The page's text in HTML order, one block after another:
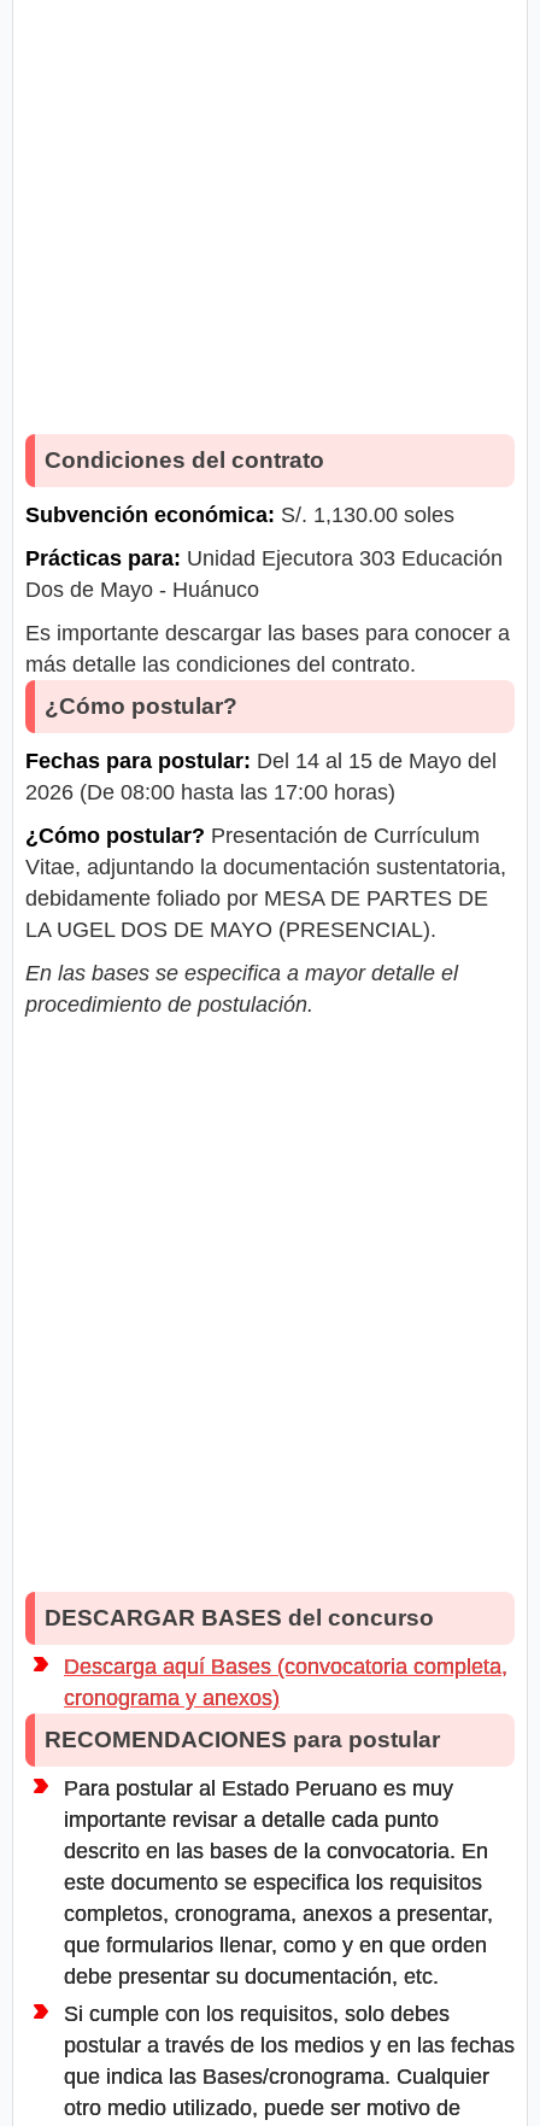
Condiciones del contrato
Subvención económica: S/. 1,130.00 soles
Prácticas para: Unidad Ejecutora 303 Educación
Dos de Mayo - Huánuco
Es importante descargar las bases para conocer a
más detalle las condiciones del contrato.
¿Cómo postular?
Fechas para postular: Del 14 al 15 de Mayo del
2026 (De 08:00 hasta las 17:00 horas)
¿Cómo postular? Presentación de Currículum
Vitae, adjuntando la documentación sustentatoria,
debidamente foliado por MESA DE PARTES DE
LA UGEL DOS DE MAYO (PRESENCIAL).
En las bases se especifica a mayor detalle el
procedimiento de postulación.
DESCARGAR BASES del concurso
Descarga aquí Bases (convocatoria completa,
cronograma y anexos)
RECOMENDACIONES para postular
Para postular al Estado Peruano es muy
importante revisar a detalle cada punto
descrito en las bases de la convocatoria. En
este documento se especifica los requisitos
completos, cronograma, anexos a presentar,
que formularios llenar, como y en que orden
debe presentar su documentación, etc.
Si cumple con los requisitos, solo debes
postular a través de los medios y en las fechas
que indica las Bases/cronograma. Cualquier
otro medio utilizado, puede ser motivo de